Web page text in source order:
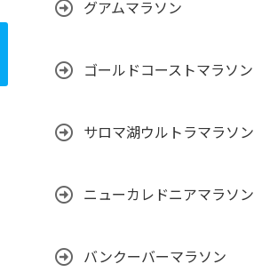
グアムマラソン
ゴールドコーストマラソン
サロマ湖ウルトラマラソン
ニューカレドニアマラソン
バンクーバーマラソン